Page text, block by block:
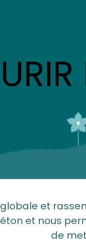
et
et nous
de